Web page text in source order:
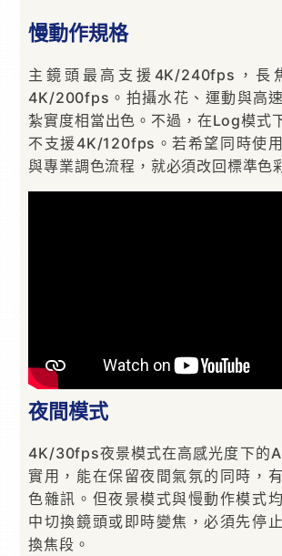
慢動作規格
主鏡頭最高支援4K/240fps，長
4K/200fps。拍攝水花、運動與高
紮實度相當出色。不過，在Log模式
不支援4K/120fps。若希望同時使
與專業調色流程，就必須改回標準色
夜間模式
4K/30fps夜景模式在高感光度下的
實用，能在保留夜間氣氛的同時，
色雜訊。但夜景模式與慢動作模式
中切換鏡頭或即時變焦，必須先停
換焦段。